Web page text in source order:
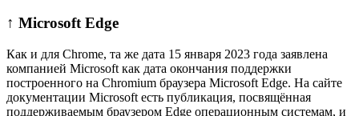
↑ Microsoft Edge
Как и для Chrome, та же дата 15 января 2023 года заявлена
компанией Microsoft как дата окончания поддержки
построенного на Chromium браузера Microsoft Edge. На сайте
документации Microsoft есть публикация, посвящённая
поддерживаемым браузером Edge операционным системам, и